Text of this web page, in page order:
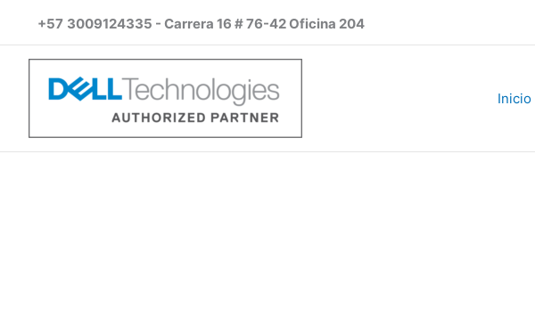
+57 3009124335 - Carrera 16 # 76-42 Oficina 204
Inicio